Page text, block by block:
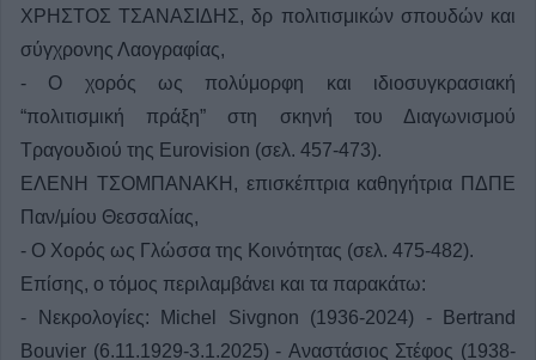
ΧΡΗΣΤΟΣ ΤΣΑΝΑΣΙΔΗΣ, δρ πολιτισμικών σπουδών και
σύγχρονης Λαογραφίας,
- Ο χορός ως πολύμορφη και ιδιoσυγκρασιακή
“πολιτισμική πράξη” στη σκηνή του Διαγωνισμού
Τραγουδιού της Eurovision (σελ. 457-473).
ΕΛΕΝΗ ΤΣΟΜΠΑΝΑΚΗ, επισκέπτρια καθηγήτρια ΠΔΠΕ
Παν/μίου Θεσσαλίας,
- Ο Χορός ως Γλώσσα της Κοινότητας (σελ. 475-482).
Επίσης, ο τόμος περιλαμβάνει και τα παρακάτω:
- Νεκρολογίες: Michel Sivgnon (1936-2024) - Bertrand
Bouvier (6.11.1929-3.1.2025) - Αναστάσιος Στέφος (1938-